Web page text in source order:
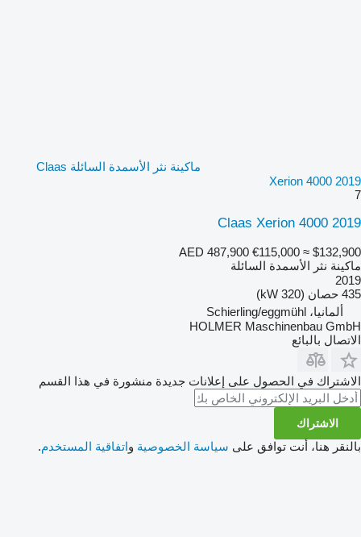
ماكينة نثر الأسمدة السائلة Claas
Xerion 4000 2019
7
Claas Xerion 4000 2019
AED 487,900 €115,000 ≈ $132,900
ماكينة نثر الأسمدة السائلة
2019
435 حصان (320 kW)
ألمانيا، Schierling/eggmühl
HOLMER Maschinenbau GmbH
الاتصال بالبائع
الاشتراك في الحصول على إعلانات جديدة منشورة في هذا القسم
الاشتراك
بالنقر هنا، أنت توافق على سياسة الخصوصية واتفاقية المستخدم.